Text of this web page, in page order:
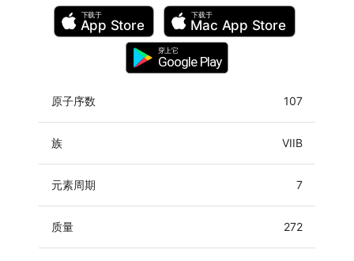
下载于
App Store
下载于
Mac App Store
穿上它
Google Play
原子序数 107
族 VIIB
元素周期 7
质量 272